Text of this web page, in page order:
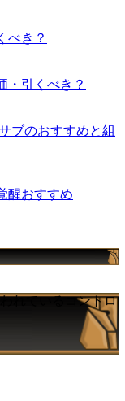
べき？
・引くべき？
ブのおすすめと組
醒おすすめ
れているコントロ